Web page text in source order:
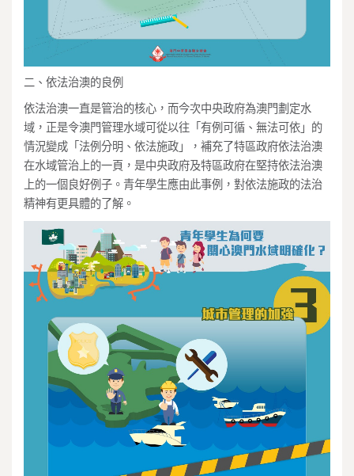
二、依法治澳的良例
依法治澳一直是管治的核心，而今次中央政府為澳門劃定水
域，正是令澳門管理水域可從以往「有例可循、無法可依」的
情況變成「法例分明、依法施政」，補充了特區政府依法治澳
在水域管治上的一頁，是中央政府及特區政府在堅持依法治澳
上的一個良好例子。青年學生應由此事例，對依法施政的法治
精神有更具體的了解。